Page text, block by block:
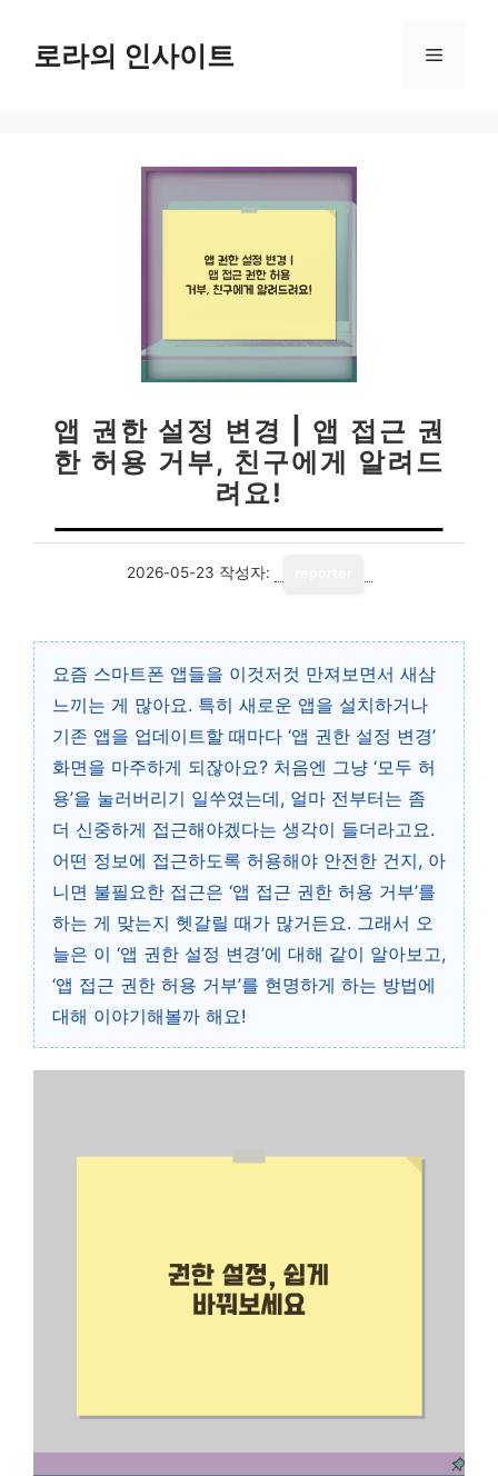
로라의 인사이트 메
앱 권한 설정 변경 | 앱 접근 권
한 허용 거부, 친구에게 알려드
려요!
2026-05-23 작성자:
요즘 스마트폰 앱들을 이것저것 만져보면서 새삼
느끼는 게 많아요. 특히 새로운 앱을 설치하거나
기존 앱을 업데이트할 때마다 ‘앱 권한 설정 변경’
화면을 마주하게 되잖아요? 처음엔 그냥 ‘모두 허
용’을 눌러버리기 일쑤였는데, 얼마 전부터는 좀
더 신중하게 접근해야겠다는 생각이 들더라고요.
어떤 정보에 접근하도록 허용해야 안전한 건지, 아
니면 불필요한 접근은 ‘앱 접근 권한 허용 거부’를
하는 게 맞는지 헷갈릴 때가 많거든요. 그래서 오
늘은 이 ‘앱 권한 설정 변경’에 대해 같이 알아보고,
‘앱 접근 권한 허용 거부’를 현명하게 하는 방법에
대해 이야기해볼까 해요!